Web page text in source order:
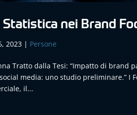
Statistica nei Brand
2023 | Persone
Tratto dalla Tesi: “Impatto di
media: uno studio preliminare.” I
il...